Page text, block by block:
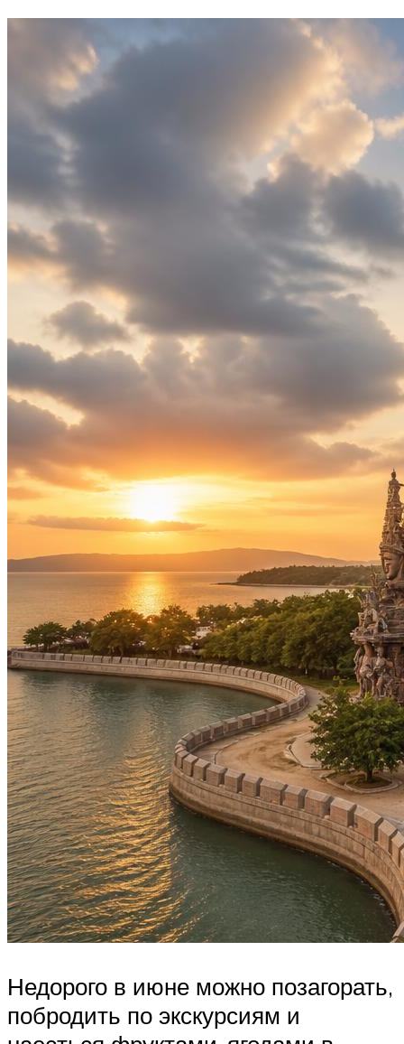
Недорого в июне можно позагорать,
побродить по экскурсиям и